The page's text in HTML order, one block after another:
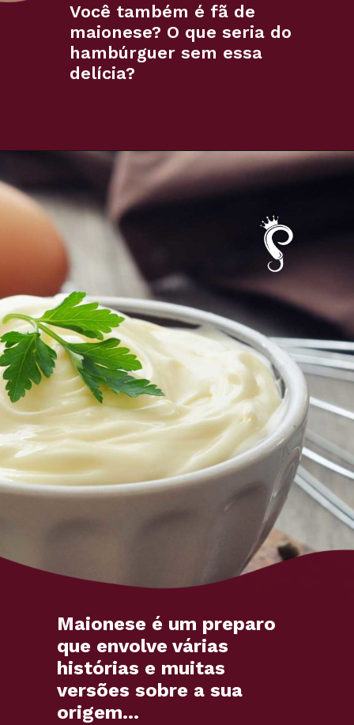
Você também é fã de
maionese? O que seria do
hambúrguer sem essa
delícia?
Maionese é um preparo
que envolve várias
histórias e muitas
versões sobre a sua
origem...